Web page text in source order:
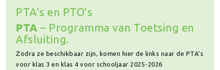
PTA's en PTO's
PTA – Programma van Toetsing en
Afsluiting.
Zodra ze beschikbaar zijn, komen hier de links naar de PTA’s
voor klas 3 en klas 4 voor schooljaar 2025-2026